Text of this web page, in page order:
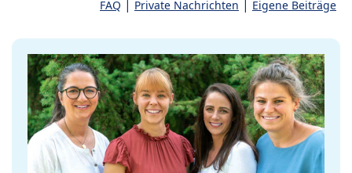
FAQ | Private Nachrichten | Eigene Beiträge